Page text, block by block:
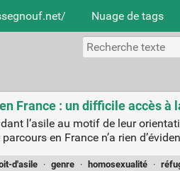
Nuage de tags
France : un difficile accès
l’asile au motif de leur
en France n’a rien
d'asile · genre · homosexualité ·